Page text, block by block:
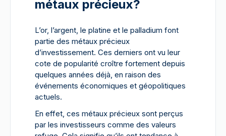
métaux précieux?
L’or, l’argent, le platine et le palladium font
partie des métaux précieux
d’investissement. Ces derniers ont vu leur
cote de popularité croître fortement depuis
quelques années déjà, en raison des
événements économiques et géopolitiques
actuels.
En effet, ces métaux précieux sont perçus
par les investisseurs comme des valeurs